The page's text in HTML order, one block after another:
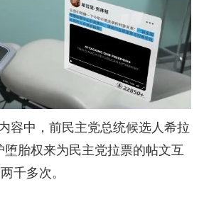
容中，前民主党总统候选人希拉
堕胎权来为民主党拉票的帖文互
千多次。